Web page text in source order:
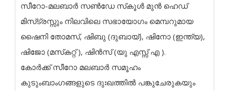
സീറോ-മലബാർ സൺ‌ഡേ സ്‌കൂൾ മുൻ ഹെഡ്
മിസ്‌ട്രസ്സും നിലവിലെ സഭായോഗം മെമ്പറുമായ
ഷൈനി തോമസ്, ഷിബു (ദുബായ്), ഷിനോ (ഇന്ത്യ),
ഷിജോ (മസ്‌കറ്റ് ), ഷിൻസ് (യു എസ്സ് എ ).
കോർക്ക് സീറോ മലബാർ സമൂഹം
കുടുംബാംഗങ്ങളുടെ ദുഃഖത്തിൽ പങ്കുചേരുകയും